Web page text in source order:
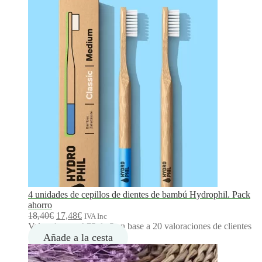
4 unidades de cepillos de dientes de bambú Hydrophil. Pack
ahorro
18,40€ E
l
p
r
e
17,48€E
l
p
r
e
IVA Inc
Valorado con 4.75 de 5 en base a 20 valoraciones de clientes
Añade a la cesta